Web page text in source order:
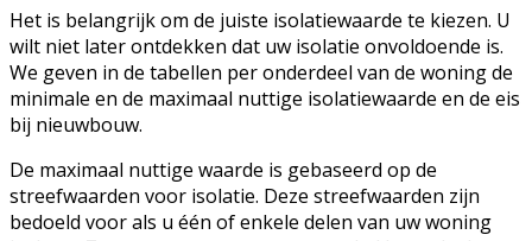
Het is belangrijk om de juiste isolatiewaarde te kiezen. U
wilt niet later ontdekken dat uw isolatie onvoldoende is.
We geven in de tabellen per onderdeel van de woning de
minimale en de maximaal nuttige isolatiewaarde en de eis
bij nieuwbouw.
De maximaal nuttige waarde is gebaseerd op de
streefwaarden voor isolatie. Deze streefwaarden zijn
bedoeld voor als u één of enkele delen van uw woning